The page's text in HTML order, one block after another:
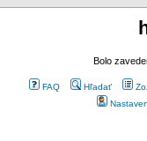
Bolo
FAQ Hľadať